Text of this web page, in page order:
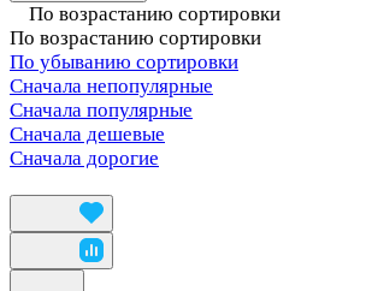
По возрастанию сортировки
По возрастанию сортировки
По убыванию сортировки
Сначала непопулярные
Сначала популярные
Сначала дешевые
Сначала дорогие